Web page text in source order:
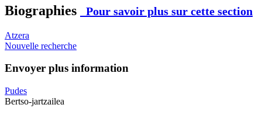
Biographies Pour savoir plus sur cette section
Atzera
Nouvelle recherche
Envoyer plus information
Pudes
Bertso-jartzailea